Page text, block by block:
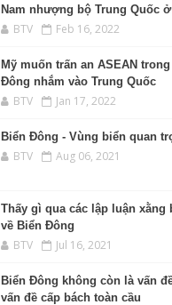
Nam nhượng bộ Trung Quốc
BTV Feb 16, 2022
Mỹ muốn trấn an ASEAN
Đông nhắm vào Trung Quốc
BTV Jan 17, 2022
Biển Đông - Vùng biển quan
BTV Aug 06, 2021
Thấy gì qua các lập luận xằng
về Biển Đông
BTV Jul 16, 2021
Biển Đông không còn là vấn
vấn đề cấp bách toàn cầu